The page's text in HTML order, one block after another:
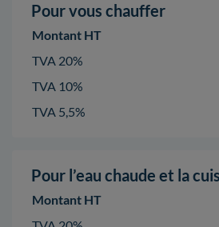
Pour vous chauffer
Montant HT
TVA 20%
TVA 10%
TVA 5,5%
Pour l’eau chaude et la
Montant HT